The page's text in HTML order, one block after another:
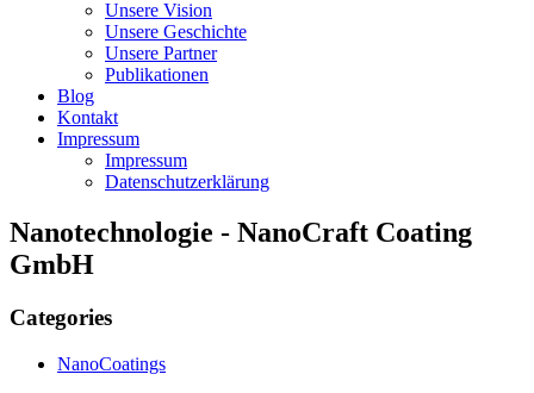
Unsere Vision
Unsere Geschichte
Unsere Partner
Publikationen
Blog
Kontakt
Impressum
Impressum
Datenschutzerklärung
Nanotechnologie - NanoCraft Coating
GmbH
Categories
NanoCoatings